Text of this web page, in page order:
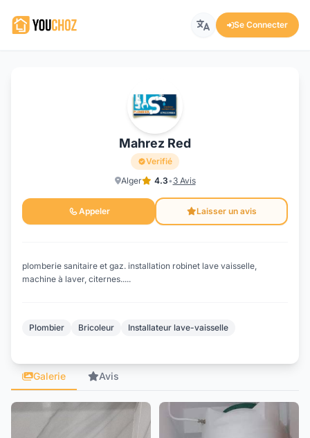
Se Connecter
Mahrez Red
Verifié
Alger
4.3• 3 Avis
Appeler Laisser un avis
plomberie sanitaire et gaz. installation robinet lave vaisselle,
machine à laver, citernes.....
Plombier Bricoleur Installateur lave-vaisselle
Galerie Avis